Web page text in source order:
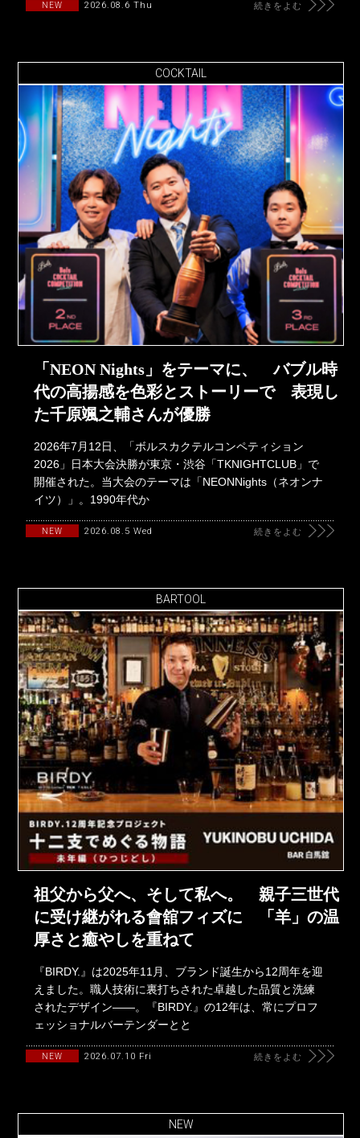
NEW 2026.08.6 Thu 続きをよむ
COCKTAIL
「NEON Nights」をテーマに、 バブル時
代の高揚感を色彩とストーリーで 表現し
た千原颯之輔さんが優勝
2026年7月12日、「ボルスカクテルコンペティション
2026」日本大会決勝が東京・渋谷「TKNIGHTCLUB」で
開催された。当大会のテーマは「NEONNights（ネオンナ
イツ）」。1990年代か
NEW 2026.08.5 Wed 続きをよむ
BARTOOL
祖父から父へ、そして私へ。 親子三世代
に受け継がれる會舘フィズに 「羊」の温
厚さと癒やしを重ねて
『BIRDY.』は2025年11月、ブランド誕生から12周年を迎
えました。職人技術に裏打ちされた卓越した品質と洗練
されたデザイン――。『BIRDY.』の12年は、常にプロフ
ェッショナルバーテンダーとと
NEW 2026.07.10 Fri 続きをよむ
NEW